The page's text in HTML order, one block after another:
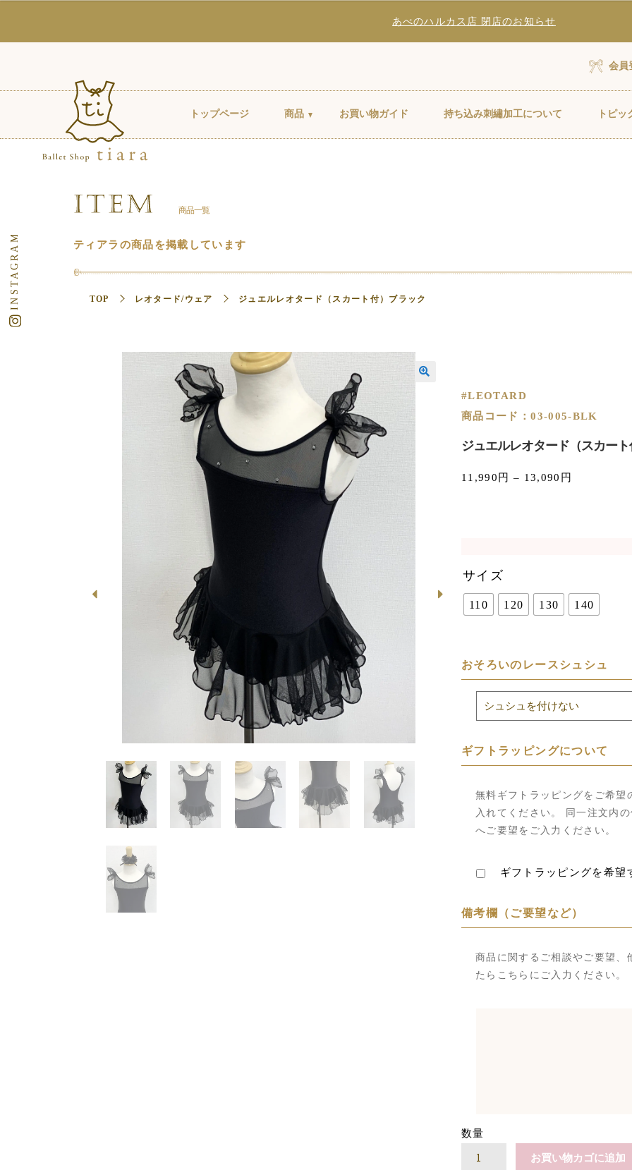
あべのハルカス店 閉店のお知らせ
会員
トップページ 商品 お買い物ガイド 持ち込み刺繡加工について トピッ
商品一覧
ティアラの商品を掲載しています
TOP レオタード/ウェア ジュエルレオタード（スカート付）ブラック
#LEOTARD
商品コード：03-005-BLK
ジュエルレオタード（スカー
11,990 円 – 13,090 円
サイズ
110 120 130 140
おそろいのレースシュシュ
ギフトラッピングについて
ギフトラッピングを希望
無料ギフトラッピングをご希
入れてください。 同一注文内
へご要望をご入力ください。
備考欄（ご要望など）
商品に関するご相談やご要望
たらこちらにご入力ください。
数量
お買い物カゴに追加